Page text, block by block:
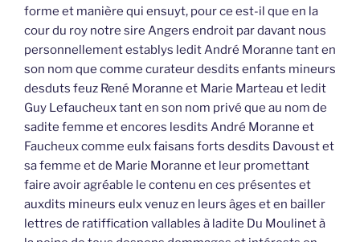
forme et manière qui ensuyt, pour ce est-il que en la
cour du roy notre sire Angers endroit par davant nous
personnellement establys ledit André Moranne tant en
son nom que comme curateur desdits enfants mineurs
desduts feuz René Moranne et Marie Marteau et ledit
Guy Lefaucheux tant en son nom privé que au nom de
sadite femme et encores lesdits André Moranne et
Faucheux comme eulx faisans forts desdits Davoust et
sa femme et de Marie Moranne et leur promettant
faire avoir agréable le contenu en ces présentes et
auxdits mineurs eulx venuz en leurs âges et en bailler
lettres de ratiffication vallables à ladite Du Moulinet à